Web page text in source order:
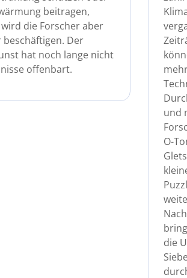
beitragen,
wird die Forscher aber
beschäftigen. Der
hat noch lange nicht
offenbart.
und
O-
die